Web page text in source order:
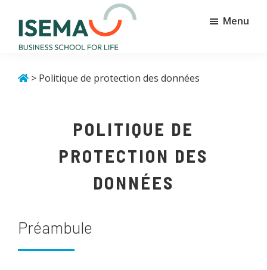
contenu
principal
pied
school
for
Menu
> Politique de protection des données
POLITIQUE DE
PROTECTION DES
DONNÉES
Préambule